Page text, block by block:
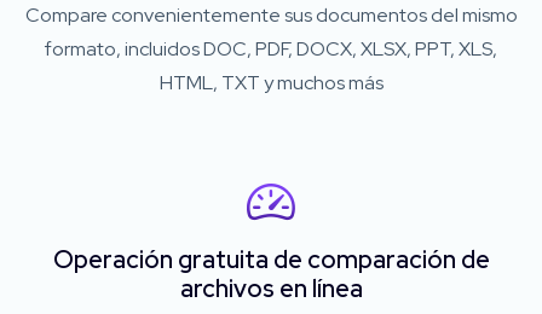
Compare convenientemente sus documentos del mismo
formato, incluidos DOC, PDF, DOCX, XLSX, PPT, XLS,
HTML, TXT y muchos más
Operación gratuita de comparación de
archivos en línea